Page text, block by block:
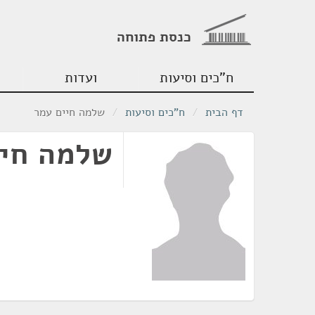
כנסת פתוחה
ח"כים וסיעות ועדות
דף הבית / ח"כים וסיעות / שלמה חיים עמר
שלמה